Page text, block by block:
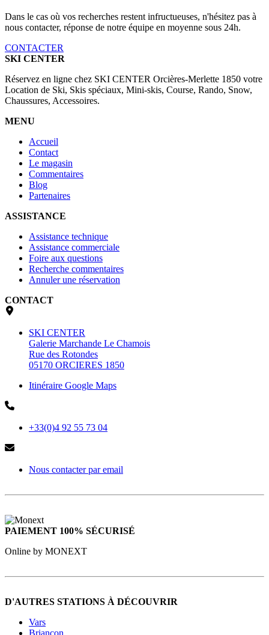
Dans le cas où vos recherches restent infructueuses, n'hésitez pas à
nous contacter, réponse de notre équipe en moyenne sous 24h.
CONTACTER
SKI CENTER
Réservez en ligne chez SKI CENTER Orcières-Merlette 1850 votre
Location de Ski, Skis spéciaux, Mini-skis, Course, Rando, Snow,
Chaussures, Accessoires.
MENU
Accueil
Contact
Le magasin
Commentaires
Blog
Partenaires
ASSISTANCE
Assistance technique
Assistance commerciale
Foire aux questions
Recherche commentaires
Annuler une réservation
CONTACT
SKI CENTER
Galerie Marchande Le Chamois
Rue des Rotondes
05170 ORCIERES 1850
Itinéraire Google Maps
+33(0)4 92 55 73 04
Nous contacter par email
PAIEMENT 100% SÉCURISÉ
Online by MONEXT
D'AUTRES STATIONS À DÉCOUVRIR
Vars
Briançon